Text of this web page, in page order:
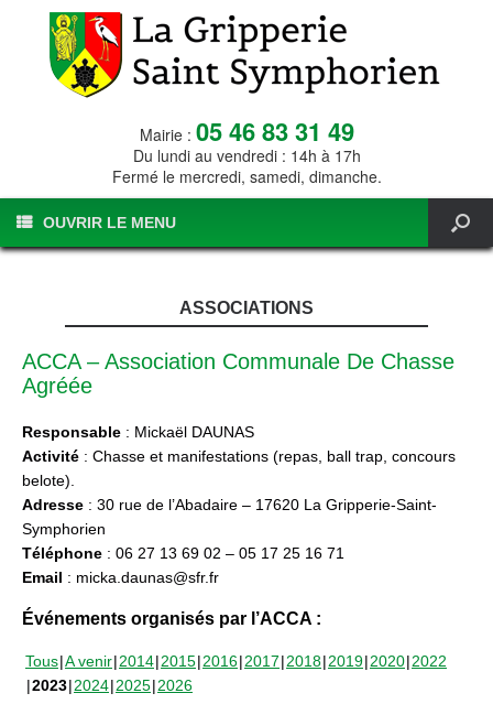
Mairie : 05 46 83 31 49
Du lundi au vendredi : 14h à 17h
Fermé le mercredi, samedi, dimanche.
OUVRIR LE MENU
ASSOCIATIONS
ACCA – Association Communale De Chasse
Agréée
Responsable : Mickaël DAUNAS
Activité : Chasse et manifestations (repas, ball trap, concours
belote).
Adresse : 30 rue de l’Abadaire – 17620 La Gripperie-Saint-
Symphorien
Téléphone : 06 27 13 69 02 – 05 17 25 16 71
Email : micka.daunas@sfr.fr
Événements organisés par l’ACCA :
Tous A venir 2014 2015 2016 2017 2018 2019 2020 2022
2023 2024 2025 2026